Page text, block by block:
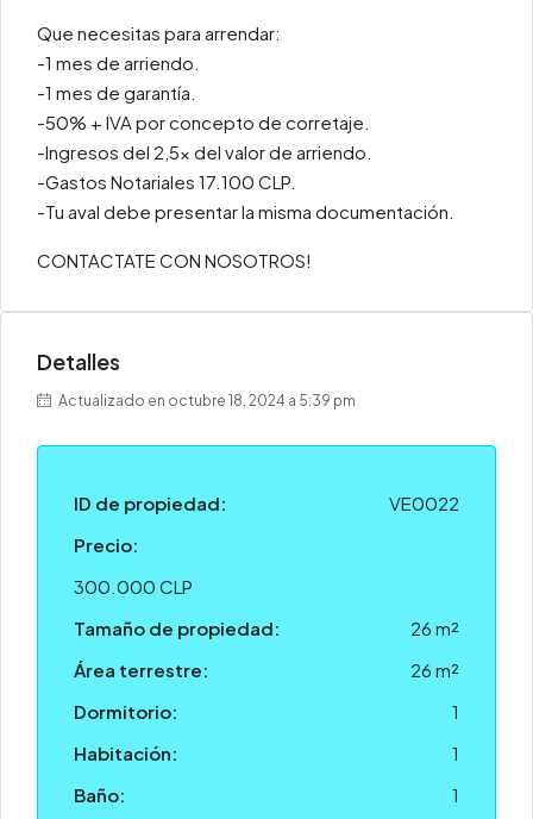
Que necesitas para arrendar:
-1 mes de arriendo.
-1 mes de garantía.
-50% + IVA por concepto de corretaje.
-Ingresos del 2,5x del valor de arriendo.
-Gastos Notariales 17.100 CLP.
-Tu aval debe presentar la misma documentación.
CONTACTATE CON NOSOTROS!
Detalles
Actualizado en octubre 18, 2024 a 5:39 pm
ID de propiedad:
VE0022
Precio:
300.000 CLP
Tamaño de propiedad:
26 m²
Área terrestre:
26 m²
Dormitorio:
1
Habitación:
1
Baño:
1